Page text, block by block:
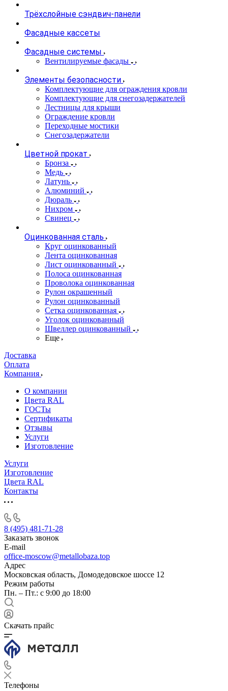
Трёхслойные сэндвич-панели
Фасадные кассеты
Фасадные системы
Вентилируемые фасады
Элементы безопасности
Комплектующие для ограждения кровли
Комплектующие для снегозадержателей
Лестницы для крыши
Ограждение кровли
Переходные мостики
Снегозадержатели
Цветной прокат
Бронза
Медь
Латунь
Алюминий
Дюраль
Нихром
Свинец
Оцинкованная сталь
Круг оцинкованный
Лента оцинкованная
Лист оцинкованный
Полоса оцинкованная
Проволока оцинкованная
Рулон окрашенный
Рулон оцинкованный
Сетка оцинкованная
Уголок оцинкованный
Швеллер оцинкованный
Еще
Доставка
Оплата
Компания
О компании
Цвета RAL
ГОСТы
Сертификаты
Отзывы
Услуги
Изготовление
Услуги
Изготовление
Цвета RAL
Контакты
8 (495) 481-71-28
Заказать звонок
E-mail
office-moscow@metallobaza.top
Адрес
Московская область, Домодедовское шоссе 12
Режим работы
Пн. – Пт.: с 9:00 до 18:00
Скачать прайс
Телефоны